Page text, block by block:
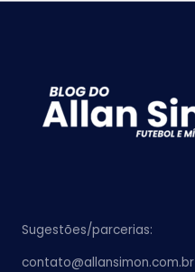
Sugestões/parcerias:
contato@allansimon.com.br